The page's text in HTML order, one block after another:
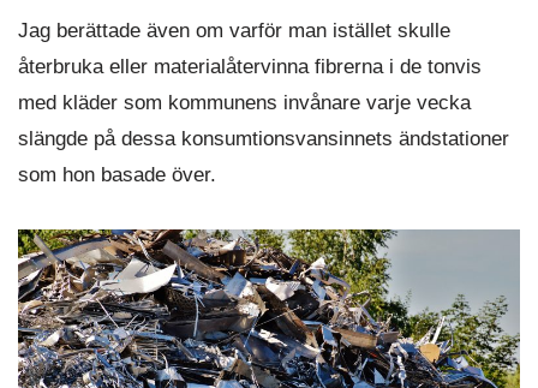
Jag berättade även om varför man istället skulle
återbruka eller materialåtervinna fibrerna i de tonvis
med kläder som kommunens invånare varje vecka
slängde på dessa konsumtionsvansinnets ändstationer
som hon basade över.